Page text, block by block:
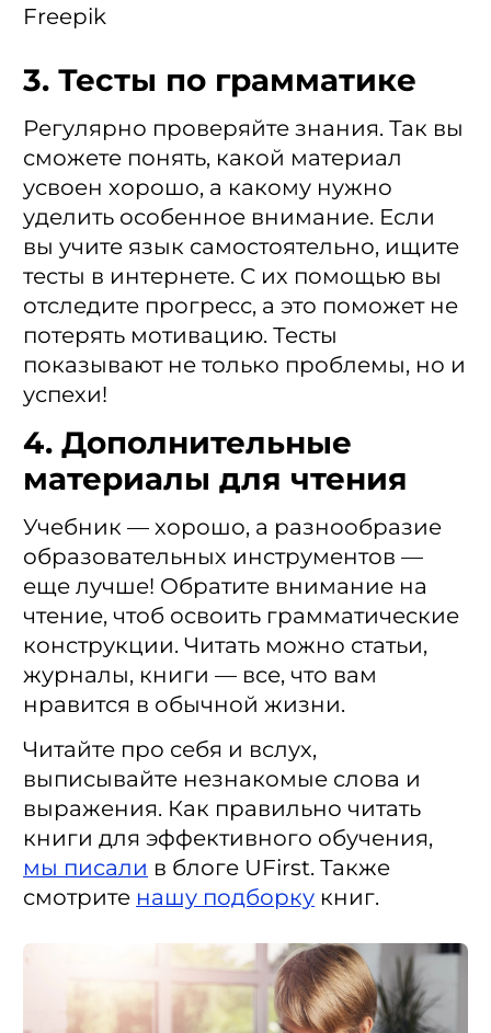
Freepik
3. Тесты по грамматике
Регулярно проверяйте знания. Так вы
сможете понять, какой материал
усвоен хорошо, а какому нужно
уделить особенное внимание. Если
вы учите язык самостоятельно, ищите
тесты в интернете. С их помощью вы
отследите прогресс, а это поможет не
потерять мотивацию. Тесты
показывают не только проблемы, но и
успехи!
4. Дополнительные
материалы для чтения
Учебник — хорошо, а разнообразие
образовательных инструментов —
еще лучше! Обратите внимание на
чтение, чтоб освоить грамматические
конструкции. Читать можно статьи,
журналы, книги — все, что вам
нравится в обычной жизни.
Читайте про себя и вслух,
выписывайте незнакомые слова и
выражения. Как правильно читать
книги для эффективного обучения,
мы писали в блоге UFirst. Также
смотрите нашу подборку книг.